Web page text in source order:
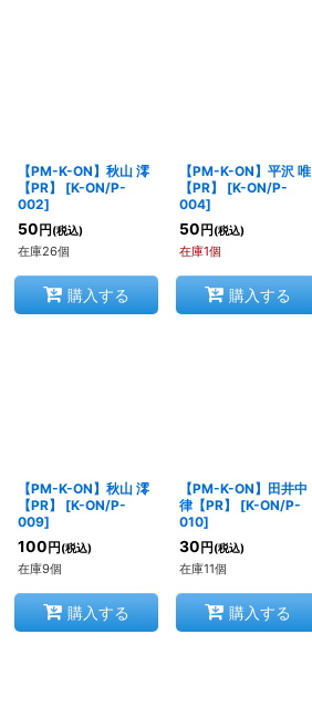
【PM-K-ON】秋山 澪
【PR】
[K-ON/P-
002]
50 円 (税込)
在庫26個
購入する
【PM-K-ON】平沢 唯
【PR】
[K-ON/P-
004]
50 円 (税込)
在庫1個
購入する
【PM-K-ON】秋山 澪
【PR】
[K-ON/P-
009]
100 円 (税込)
在庫9個
購入する
【PM-K-ON】田井中
律【PR】
[K-ON/P-
010]
30 円 (税込)
在庫11個
購入する